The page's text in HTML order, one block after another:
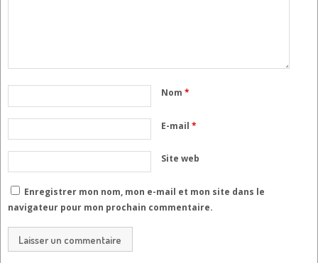
Nom *
E-mail *
Site web
Enregistrer mon nom, mon e-mail et mon site dans le
navigateur pour mon prochain commentaire.